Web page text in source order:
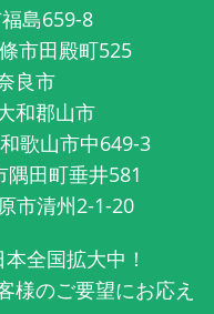
福島659-8
市田殿町525
良市
和郡山市
歌山市中649-3
隅田町垂井581
市清州2-1-20
全国拡大中！
様のご要望にお応え